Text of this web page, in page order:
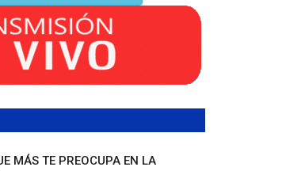
MÁS TE PREOCUPA EN LA